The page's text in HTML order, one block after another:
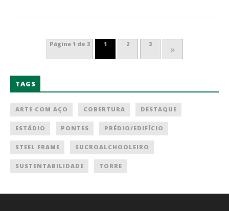
Página 1 de 3 1 2 3 »
TAGS
ARTE COM AÇO COBERTURA DESTAQUE
ESTÁDIO PONTES PRÉDIO/EDIFÍCIO
STEEL FRAME SUCROALCHOOLEIRO
SUSTENTABILIDADE TORRE